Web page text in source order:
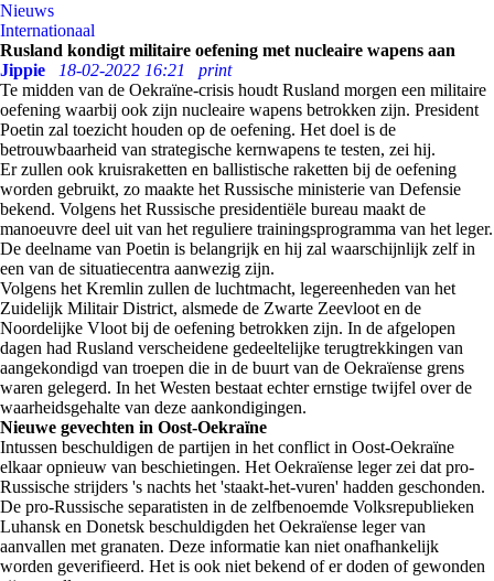
Nieuws
Internationaal
Rusland kondigt militaire oefening met nucleaire wapens aan
Jippie
18-02-2022 16:21
print
Te midden van de Oekraïne-crisis houdt Rusland morgen een militaire
oefening waarbij ook zijn nucleaire wapens betrokken zijn. President
Poetin zal toezicht houden op de oefening. Het doel is de
betrouwbaarheid van strategische kernwapens te testen, zei hij.
Er zullen ook kruisraketten en ballistische raketten bij de oefening
worden gebruikt, zo maakte het Russische ministerie van Defensie
bekend. Volgens het Russische presidentiële bureau maakt de
manoeuvre deel uit van het reguliere trainingsprogramma van het leger.
De deelname van Poetin is belangrijk en hij zal waarschijnlijk zelf in
een van de situatiecentra aanwezig zijn.
Volgens het Kremlin zullen de luchtmacht, legereenheden van het
Zuidelijk Militair District, alsmede de Zwarte Zeevloot en de
Noordelijke Vloot bij de oefening betrokken zijn. In de afgelopen
dagen had Rusland verscheidene gedeeltelijke terugtrekkingen van
aangekondigd van troepen die in de buurt van de Oekraïense grens
waren gelegerd. In het Westen bestaat echter ernstige twijfel over de
waarheidsgehalte van deze aankondigingen.
Nieuwe gevechten in Oost-Oekraïne
Intussen beschuldigen de partijen in het conflict in Oost-Oekraïne
elkaar opnieuw van beschietingen. Het Oekraïense leger zei dat pro-
Russische strijders 's nachts het 'staakt-het-vuren' hadden geschonden.
De pro-Russische separatisten in de zelfbenoemde Volksrepublieken
Luhansk en Donetsk beschuldigden het Oekraïense leger van
aanvallen met granaten. Deze informatie kan niet onafhankelijk
worden geverifieerd. Het is ook niet bekend of er doden of gewonden